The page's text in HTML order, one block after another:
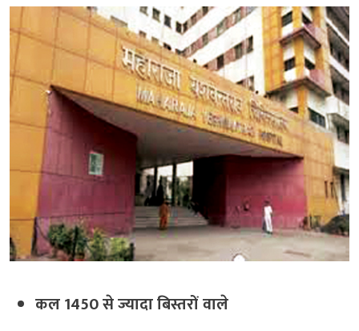
कल 1450 से ज्यादा बिस्तरों वाले